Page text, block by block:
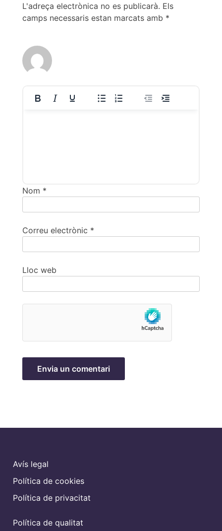
L'adreça electrònica no es publicarà. Els
camps necessaris estan marcats amb *
Nom *
Correu electrònic *
Lloc web
Avís legal
Política de cookies
Política de privacitat
Política de qualitat